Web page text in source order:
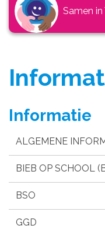
Samen
Informatie
ALGEMENE
BIEB OP SCHOOL
BSO
GGD